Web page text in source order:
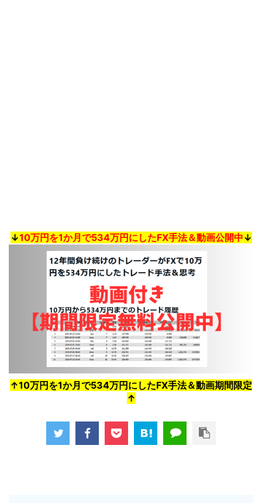
↓10万円を1か月で534万円にしたFX手法＆動画公開中↓
↑10万円を1か月で534万円にしたFX手法＆動画期間限定
↑